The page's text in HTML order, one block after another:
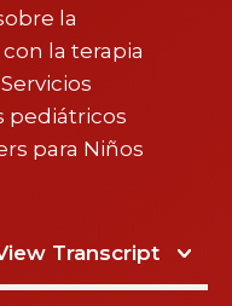
la
la terapia
pediátricos
para Niños
Transcript